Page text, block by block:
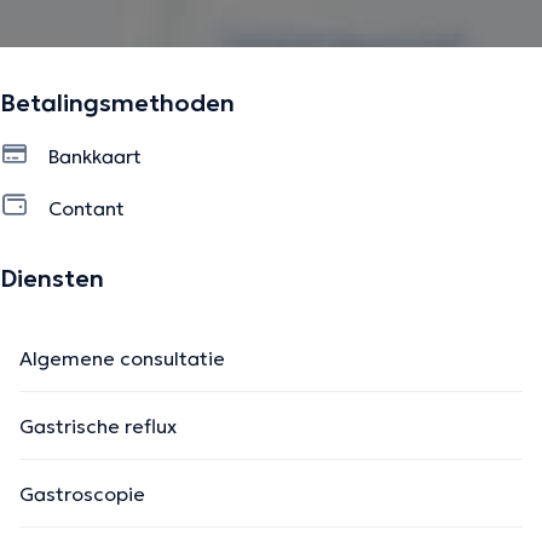
Betalingsmethoden
Bankkaart
Contant
Diensten
Algemene consultatie
Gastrische reflux
Gastroscopie